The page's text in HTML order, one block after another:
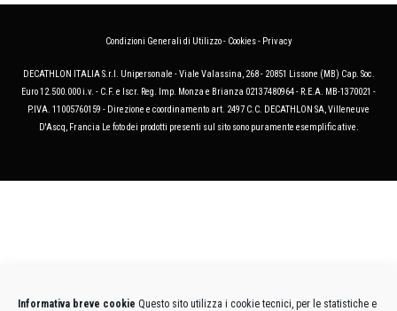
Informativa breve cookie Questo sito utilizza i cookie tecnici, per le statistiche e
Condizioni Generali di Utilizzo- Cookies- Privacy
DECATHLON ITALIA S.r.l. Unipersonale - Viale Valassina, 268 - 20851 Lissone (MB) Cap. Soc.
Euro 12.500.000 i.v. - C.F. e Iscr. Reg. Imp. Monza e Brianza 02137480964 - R.E.A. MB-1370021 -
P.IVA. 11005760159 - Direzione e coordinamento art. 2497 C.C. DECATHLON SA, Villeneuve
D'Ascq, Francia Le foto dei prodotti presenti sul sito sono puramente esemplificative.